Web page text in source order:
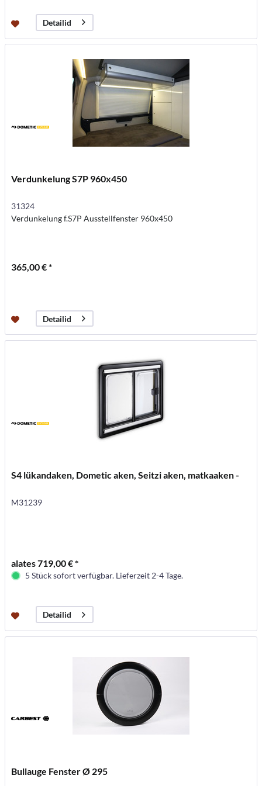
Detailid
Verdunkelung S7P 960x450
31324
Verdunkelung f.S7P Ausstellfenster 960x450
365,00 € *
Detailid
S4 lükandaken, Dometic aken, Seitzi aken, matkaaken -
M31239
alates 719,00 € *
5 Stück sofort verfügbar. Lieferzeit 2-4 Tage.
Detailid
Bullauge Fenster Ø 295